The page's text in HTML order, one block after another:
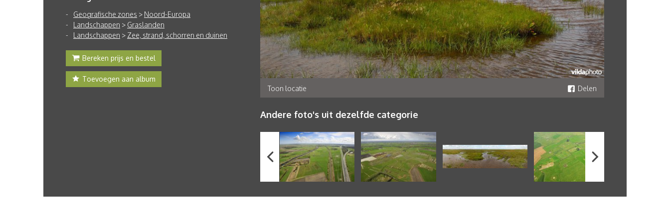
Geografische zones > Noord-Europa
Landschappen > Graslanden
Landschappen > Zee, strand, schorren en duinen
Bereken prijs en bestel
Toevoegen aan album
Toon locatie
Delen
Andere foto's uit dezelfde categorie